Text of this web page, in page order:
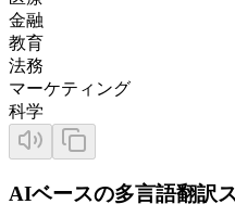
金融
教育
法務
マーケティング
科学
AIベースの多言語翻訳